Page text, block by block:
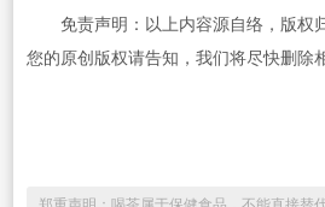
免责声明：以上内容源自络，版权
您的原创版权请告知，我们将尽快删除